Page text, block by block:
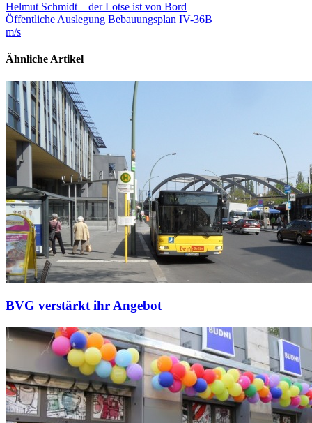
Helmut Schmidt – der Lotse ist von Bord
Öffentliche Auslegung Bebauungsplan IV-36B
m/s
Ähnliche Artikel
BVG verstärkt ihr Angebot